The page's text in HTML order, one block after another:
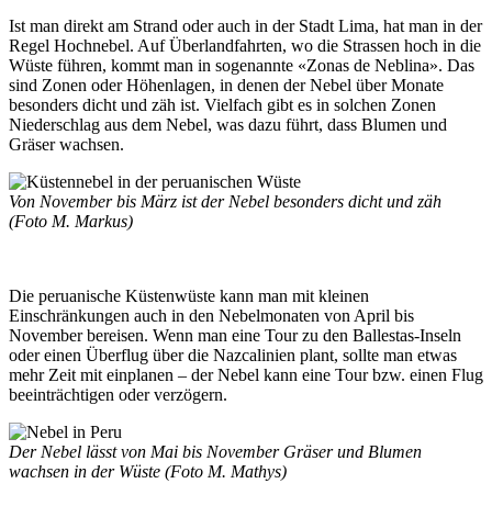
Ist man direkt am Strand oder auch in der Stadt Lima, hat man in der
Regel Hochnebel. Auf Überlandfahrten, wo die Strassen hoch in die
Wüste führen, kommt man in sogenannte «Zonas de Neblina». Das
sind Zonen oder Höhenlagen, in denen der Nebel über Monate
besonders dicht und zäh ist. Vielfach gibt es in solchen Zonen
Niederschlag aus dem Nebel, was dazu führt, dass Blumen und
Gräser wachsen.
Von November bis März ist der Nebel besonders dicht und zäh
(Foto M. Markus)
Die peruanische Küstenwüste kann man mit kleinen
Einschränkungen auch in den Nebelmonaten von April bis
November bereisen. Wenn man eine Tour zu den Ballestas-Inseln
oder einen Überflug über die Nazcalinien plant, sollte man etwas
mehr Zeit mit einplanen – der Nebel kann eine Tour bzw. einen Flug
beeinträchtigen oder verzögern.
Der Nebel lässt von Mai bis November Gräser und Blumen
wachsen in der Wüste (Foto M. Mathys)